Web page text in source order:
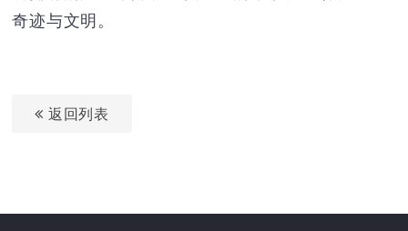
奇迹与文明。
返回列表